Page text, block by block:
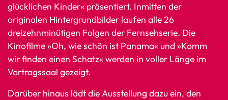
glücklichen Kinder« präsentiert. Inmitten der
originalen Hintergrundbilder laufen alle 26
dreizehnminütigen Folgen der Fernsehserie. Die
Kinofilme »Oh, wie schön ist Panama« und »Komm
wir finden einen Schatz« werden in voller Länge im
Vortragssaal gezeigt.
Darüber hinaus lädt die Ausstellung dazu ein, den